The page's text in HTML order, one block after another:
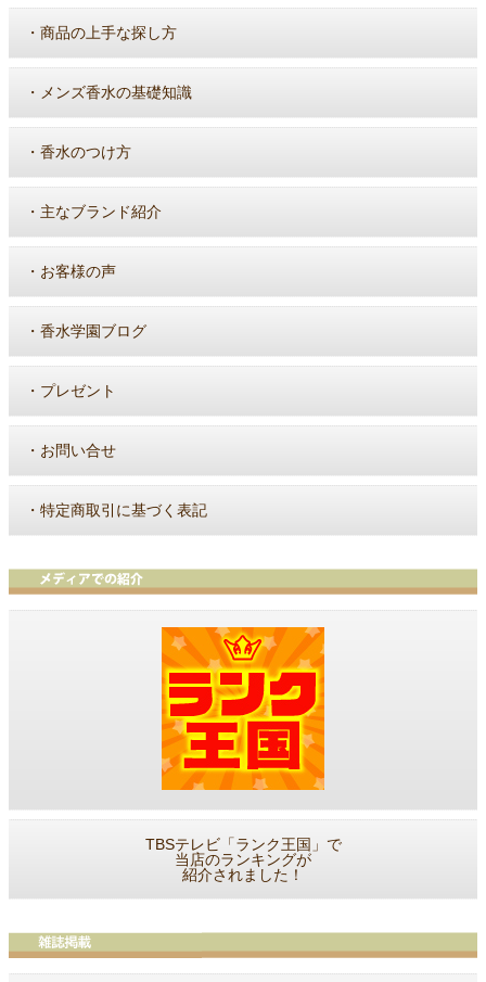
・ 商品の上手な探し方
・ メンズ香水の基礎知識
・ 香水のつけ方
・ 主なブランド紹介
・ お客様の声
・ 香水学園ブログ
・ プレゼント
・ お問い合せ
・ 特定商取引に基づく表記
TBSテレビ「ランク王国」で
当店のランキングが
紹介されました！